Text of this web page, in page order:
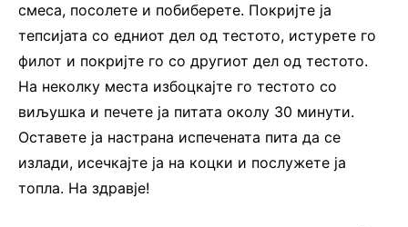
смеса, посолете и побиберете. Покријте ја
тепсијата со едниот дел од тестото, истурете го
филот и покријте го со другиот дел од тестото.
На неколку места избоцкајте го тестото со
виљушка и печете ја питата околу 30 минути.
Оставете ја настрана испечената пита да се
излади, исечкајте ја на коцки и послужете ја
топла. На здравје!